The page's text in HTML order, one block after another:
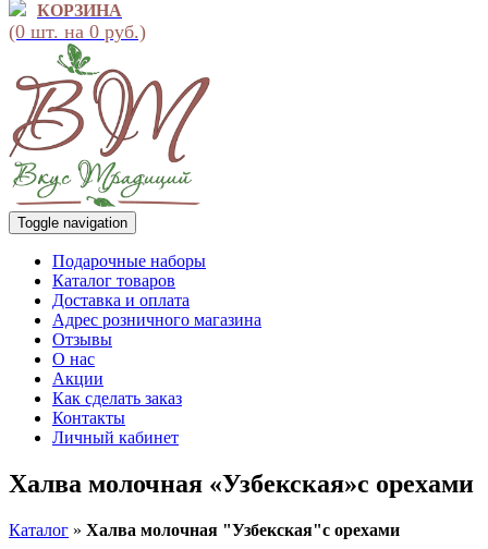
КОРЗИНА
(0 шт. на 0 руб.)
Toggle navigation
Подарочные наборы
Каталог товаров
Доставка и оплата
Адрес розничного магазина
Отзывы
О нас
Акции
Как сделать заказ
Контакты
Личный кабинет
Халва молочная «Узбекская»с орехами
Каталог » Халва молочная "Узбекская"с орехами